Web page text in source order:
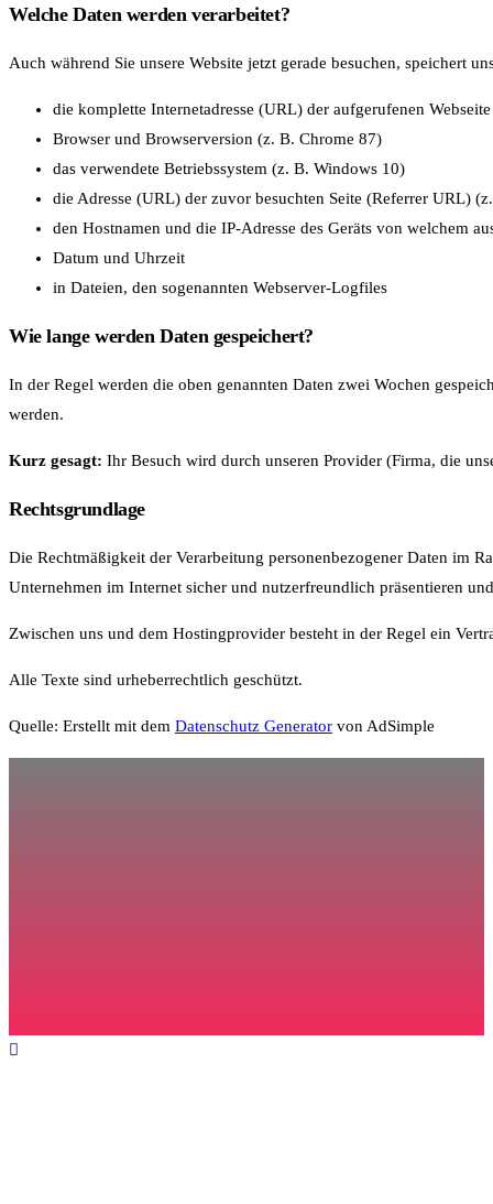
Welche Daten werden verarbeitet?
Auch während Sie unsere Website jetzt gerade besuchen, speichert
die komplette Internetadresse (URL) der aufgerufenen
Browser und Browserversion (z. B. Chrome 87)
das verwendete Betriebssystem (z. B. Windows 10)
die Adresse (URL) der zuvor besuchten Seite (Referrer URL)
den Hostnamen und die IP-Adresse des Geräts von welchem
Datum und Uhrzeit
in Dateien, den sogenannten Webserver-Logfiles
Wie lange werden Daten gespeichert?
In der Regel werden die oben genannten Daten zwei Wochen
werden.
Kurz gesagt: Ihr Besuch wird durch unseren Provider (Firma, die
Rechtsgrundlage
Die Rechtmäßigkeit der Verarbeitung personenbezogener Daten im
Unternehmen im Internet sicher und nutzerfreundlich präsentieren
Zwischen uns und dem Hostingprovider besteht in der Regel ein
Alle Texte sind urheberrechtlich geschützt.
Quelle: Erstellt mit dem Datenschutz Generator von AdSimple